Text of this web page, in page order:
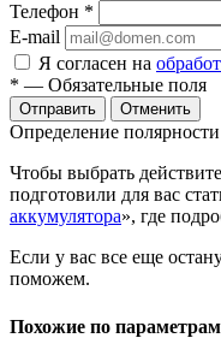
Телефон *
E-mail
Я согласен на
* — Обязательные поля
Отменить
Определение полярности
Чтобы выбрать
подготовили для вас
аккумулятора», где
Если у вас все еще
поможем.
Похожие по параметрам